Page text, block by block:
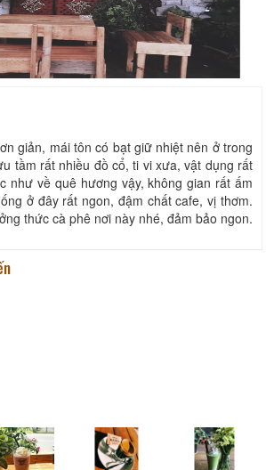
giản, mái tôn có bạt giữ nhiệt nên ở trong
tầm rất nhiều đồ cổ, ti vi xưa, vật dụng rất
như về quê hương vậy, không gian rất ấm
ở đây rất ngon, đậm chất cafe, vị thơm.
thức cà phê nơi này nhé, đảm bảo ngon.